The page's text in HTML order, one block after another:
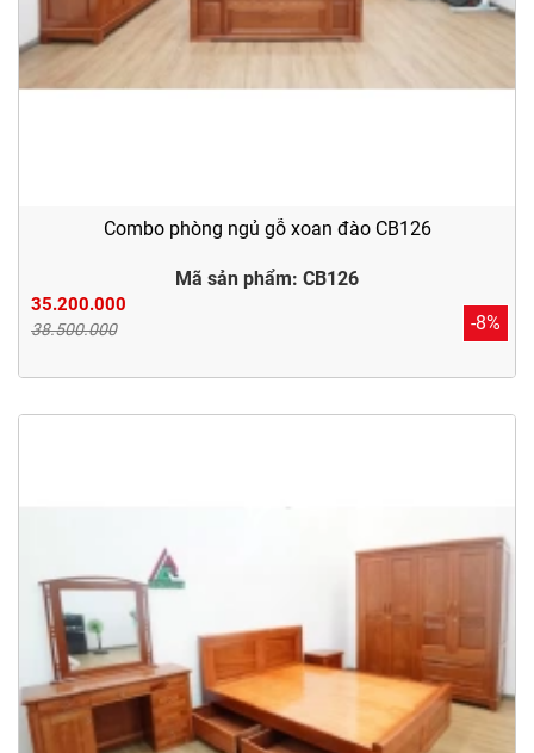
Combo phòng ngủ gỗ xoan đào CB126
Mã sản phẩm: CB126
35.200.000
38.500.000 -8%